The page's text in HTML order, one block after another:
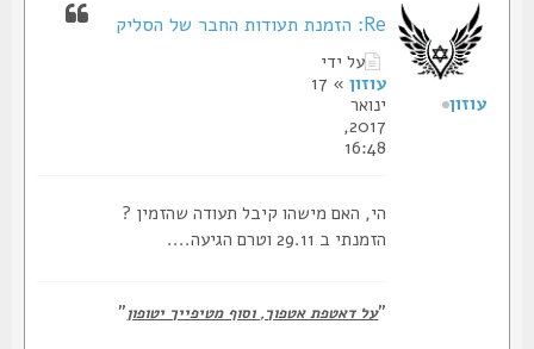
Re: הזמנת תעודות החבר של הסליק
על ידי
עוזון
» 17
2017,
16:48
הי, האם מישהו קיבל תעודה שהזמין ?
הזמנתי ב 29.11 וטרם הגיעה....
על דאטפת אטפוך, וסוף מטיפייך יטופון"
עוזון